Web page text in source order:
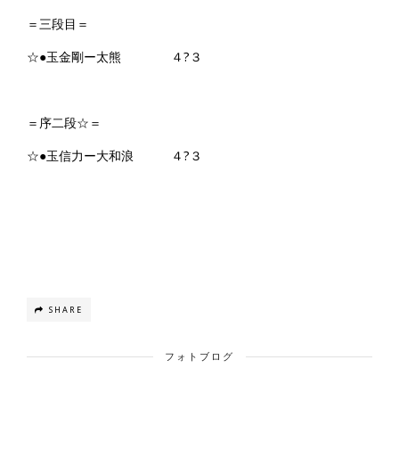
＝三段目＝
☆●玉金剛ー太熊 ４?３
＝序二段☆＝
☆●玉信力ー大和浪 ４?３
SHARE
フォトブログ